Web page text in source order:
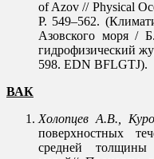
of Azov // Physical
P. 549–562.
Азовского моря /
гидрофизический
598. EDN BFLGTJ).
ВАК
Холопцев А.В.,
поверхностных
средней толщины